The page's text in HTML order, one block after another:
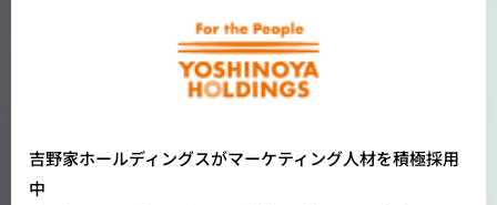
吉野家ホールディングスがマーケティング人材を積極採用
中